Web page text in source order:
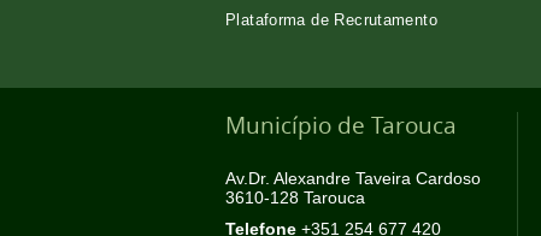
Plataforma de Recrutamento
Município de Tarouca
Av.Dr. Alexandre Taveira Cardoso
3610-128 Tarouca
Telefone +351 254 677 420